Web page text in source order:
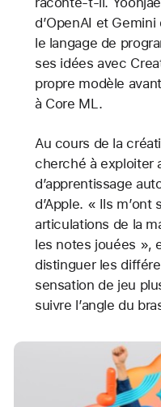
d’OpenAI et
le langage de
ses idées avec
propre modèle
à Core ML.
Au cours de la
cherché à exploiter
d’apprentissage
d’Apple. « Ils m’ont
articulations de la
les notes jouées »,
distinguer les
sensation de jeu
suivre l’angle du